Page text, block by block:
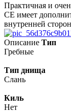
Практичная и
СЕ имеет
внутренней
Описание Тип
Гребные
Тип днища
Слань
Киль
Нет